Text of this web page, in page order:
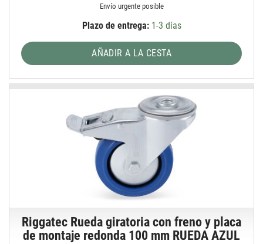
Envío urgente posible
Plazo de entrega:1-3 días
AÑADIR A LA CESTA
Riggatec Rueda giratoria con freno y placa
de montaje redonda 100 mm RUEDA AZUL